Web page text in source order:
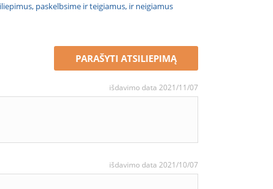
paskelbsime ir teigiamus, ir neigiamus
PARAŠYTI ATSILIEPIMĄ
išdavimo data 2021/11/07
išdavimo data 2021/10/07